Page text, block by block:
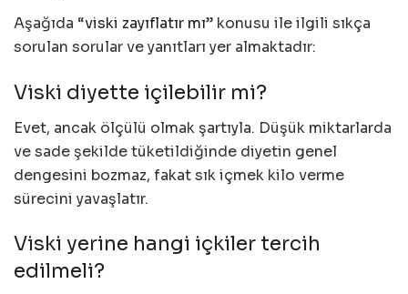
Aşağıda “viski zayıflatır mı” konusu ile ilgili sıkça
sorulan sorular ve yanıtları yer almaktadır:
Viski diyette içilebilir mi?
Evet, ancak ölçülü olmak şartıyla. Düşük miktarlarda
ve sade şekilde tüketildiğinde diyetin genel
dengesini bozmaz, fakat sık içmek kilo verme
sürecini yavaşlatır.
Viski yerine hangi içkiler tercih
edilmeli?